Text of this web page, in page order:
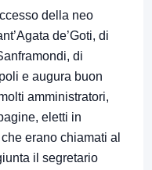
della neo
de’Goti, di
di
e augura buon
amministratori,
eletti in
erano chiamati al
il segretario